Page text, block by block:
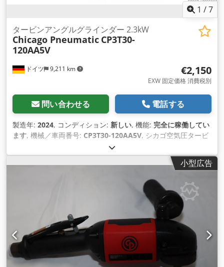
1 /7
ドイツ 9,211 km
タービンアングルグラインダー 2.3kW
Chicago Pneumatic CP3T30-
120AA5V
€2,150
EXW 固定価格 消費税別
問い合わせる 電話する
製造年: 2024, コンディション: 新しい, 機能: 完全に稼働してい
ます, 機械／車両番号: CP3T30-120AA5V, シカゴ空気圧タービ
ンアングルグラインダー CP3T30-120AA5V オートバランサー
付き スピンドルロック付き 工具なしで調整できる保護カバー
付き すぐに利用可能 タービングラインダー - 軽量で 2 倍の性
能! 鋳鉄、鋼、溶接継ぎ目、あらゆる種類の非鉄金属および石
材の研削および平滑化に最適なツールです。たとえば、鋼鉄お
よびコンテナの建設、 機械工学、鋳造工場、鉄筋コンクリート
の建設などです。 Dodpovptx Tofx Ahyswa 技術データ: 回転
数（アイドル）：12000rpm 最大出力：2.3kW 負荷時の空気消
費量: 1.92 m3/min アイドル時の空気消費量: 0.48 m3/分 砥石
外径最大：125mm 重量: 2.4kg スピンドルネジ: M14 エア接続:
IT 3/8" 最小ホースサイズ（ホース長さ5m）：16mm 必要な空
気品質: 乾燥およびオイルフリー
小型広告